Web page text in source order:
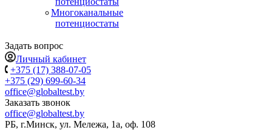
Многоканальные
потенциостаты
Задать вопрос
Личный кабинет
+375 (17) 388-07-05
+375 (29) 699-60-34
office@globaltest.by
Заказать звонок
office@globaltest.by
РБ, г.Минск, ул. Мележа, 1а, оф. 108